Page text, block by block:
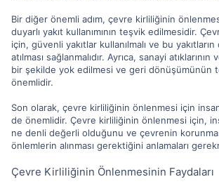
Bir diğer önemli adım, çevre kirliliğinin
duyarlı yakıt kullanımının teşvik edilmesidir.
için, güvenli yakıtlar kullanılmalı ve bu
atılması sağlanmalıdır. Ayrıca, sanayi
bir şekilde yok edilmesi ve geri dönüşümünün
önemlidir.
Son olarak, çevre kirliliğinin önlenmesi için
de önemlidir. Çevre kirliliğinin önlenmesi için,
ne denli değerli olduğunu ve çevrenin
önlemlerin alınması gerektiğini anlamaları
Çevre Kirliliğinin Önlenmesinin Faydaları